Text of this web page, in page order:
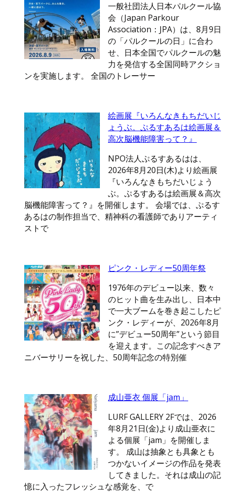
一般社団法人日本パルクール協
会（Japan Parkour
Association：JPA）は、8月9日
の「パルクールの日」に合わ
せ、日本全国でパルクールの魅
力を発信する全国同時アクショ
ンを実施します。 全国のトレーサー
絵画展『いろんなきもちだいじ
ょうぶ。ぷるすあるは絵画展＆
高次脳機能障害って？』
NPO法人ぷるすあるはは、
2026年8月20日(木)より絵画展
『いろんなきもちだいじょう
ぶ。ぷるすあるは絵画展＆高次
脳機能障害って？』を開催します。 会場では、ぷるす
あるはの制作担当で、精神科の看護師でありアーティ
ストで
ピンク・レディー50周年祭
1976年のデビュー以来、数々
のヒット曲を生み出し、日本中
で一大ブームを巻き起こしたピ
ンク・レディーが、2026年8月
に”デビュー50周年”という節目
を迎えます。この記念すべきア
ニバーサリーを祝した、50周年記念の特別催
成山亜衣 個展「jam」
LURF GALLERY 2Fでは、2026
年8月21日(金)より成山亜衣に
よる個展「jam」を開催しま
す。 成山は抽象とも具象とも
つかないイメージの作品を発表
してきました。それは成山の記
憶に入ったフレッシュな感覚を、で